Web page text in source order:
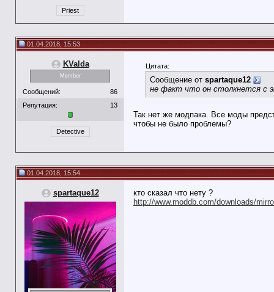
Priest
01.04.2018, 15:53
KValda
Member
Сообщений:
86
Репутация:
13
Detective
Цитата:
Сообщение от spartaque12
не факт что он столкнется с
Так нет же модпака. Все моды
чтобы не было проблемы?
01.04.2018, 15:54
spartaque12
кто сказал что нету ?
http://www.moddb.com/downloads/